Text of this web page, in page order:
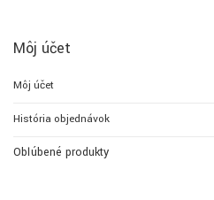
Môj účet
Môj účet
História objednávok
Obľúbené produkty